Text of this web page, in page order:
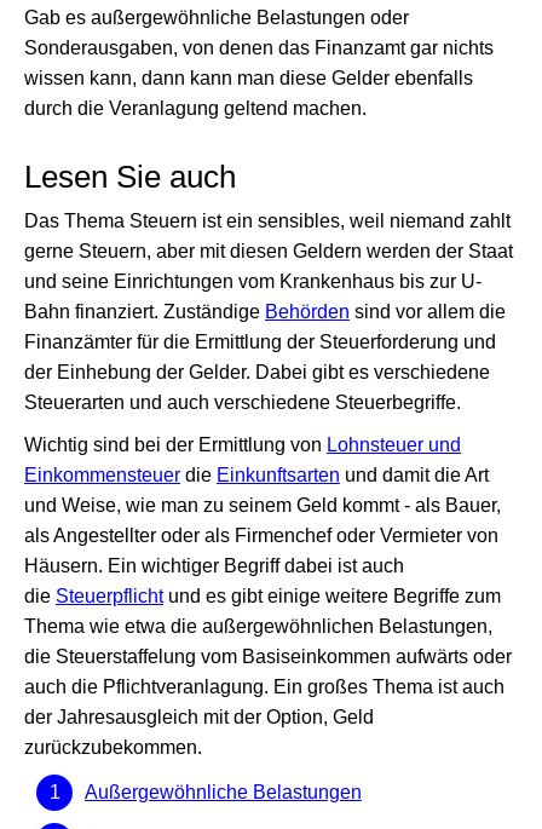
Gab es außergewöhnliche Belastungen oder
Sonderausgaben, von denen das Finanzamt gar nichts
wissen kann, dann kann man diese Gelder ebenfalls
durch die Veranlagung geltend machen.
Lesen Sie auch
Das Thema Steuern ist ein sensibles, weil niemand zahlt
gerne Steuern, aber mit diesen Geldern werden der Staat
und seine Einrichtungen vom Krankenhaus bis zur U-
Bahn finanziert. Zuständige Behörden sind vor allem die
Finanzämter für die Ermittlung der Steuerforderung und
der Einhebung der Gelder. Dabei gibt es verschiedene
Steuerarten und auch verschiedene Steuerbegriffe.
Wichtig sind bei der Ermittlung von Lohnsteuer und
Einkommensteuer die Einkunftsarten und damit die Art
und Weise, wie man zu seinem Geld kommt - als Bauer,
als Angestellter oder als Firmenchef oder Vermieter von
Häusern. Ein wichtiger Begriff dabei ist auch
die Steuerpflichtund es gibt einige weitere Begriffe zum
Thema wie etwa die außergewöhnlichen Belastungen,
die Steuerstaffelung vom Basiseinkommen aufwärts oder
auch die Pflichtveranlagung. Ein großes Thema ist auch
der Jahresausgleich mit der Option, Geld
zurückzubekommen.
Außergewöhnliche Belastungen